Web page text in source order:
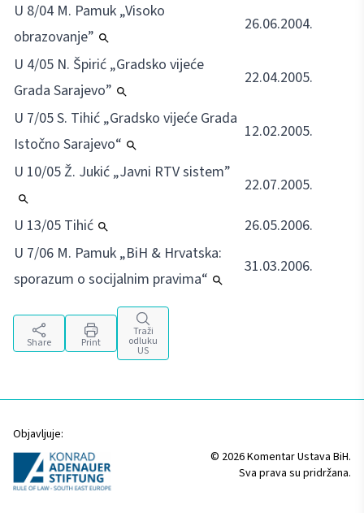
U 8/04 M. Pamuk „Visoko
obrazovanje”
26.06.2004.
U 4/05 N. Špirić „Gradsko vijeće
Grada Sarajevo”
22.04.2005.
U 7/05 S. Tihić „Gradsko vijeće Grada
Istočno Sarajevo“
12.02.2005.
U 10/05 Ž. Jukić „Javni RTV sistem”
22.07.2005.
U 13/05 Tihić
26.05.2006.
U 7/06 M. Pamuk „BiH & Hrvatska:
sporazum o socijalnim pravima“
31.03.2006.
Share Print
Traži
odluku
US
Objavljuje:
© 2026 Komentar Ustava BiH.
Sva prava su pridržana.